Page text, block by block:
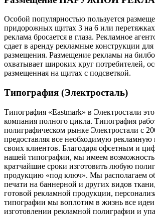
Особой популярностью пользуется
придорожных щитах 3 на 6 или
реклама бросается в глаза. Рекламное
сдает в аренду рекламные конструкции
размещения. Размещение рекламы на
охватывает широких круг потребителей,
размещенная на щитах с подсветкой.
Типография (Электросталь)
Типография «Eastmark» в Электростали
компания полного цикла. Типография
полиграфическом рынке Электростали с
предоставляя все необходимую
своих клиентов. Благодаря офсетным и
нашей типографии, мы имеем возможность
кратчайшие сроки изготовить любую
продукцию «под ключ». Мы располагаем
печати на баннерной и других видов
готовой рекламной продукции,
типографии мы воплотим в жизнь все идеи
изготовлении рекламной полиграфии и